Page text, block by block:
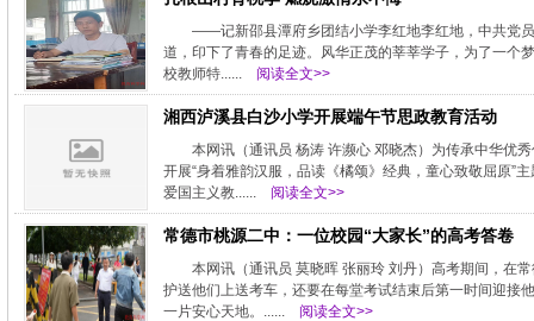
——记新邵县潭府乡团结小学李红地李红地，中共党
道，印下了青春的足迹。风华正茂的莘莘学子，为了一个
校教师特......
阅读全文>>
湘西泸溪县白沙小学开展端午节思政教育活动
本网讯（通讯员 杨涛 许濒心 邓晓杰）为传承中华优
开展“身着雅韵汉服，品读《橘颂》经典，童心致敬屈原”
爱国主义教......
阅读全文>>
常德市桃源二中：一位校园“大家长”的高考答卷
本网讯（通讯员 莫晓晖 张丽玲 刘丹）高考期间，在
护送他们上送考车，还要在每堂考试结束后第一时间迎接
一片安心天地。......
阅读全文>>